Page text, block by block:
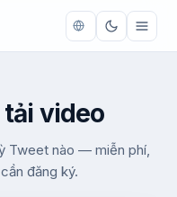
video
Tweet nào — miễn phí,
đăng ký.